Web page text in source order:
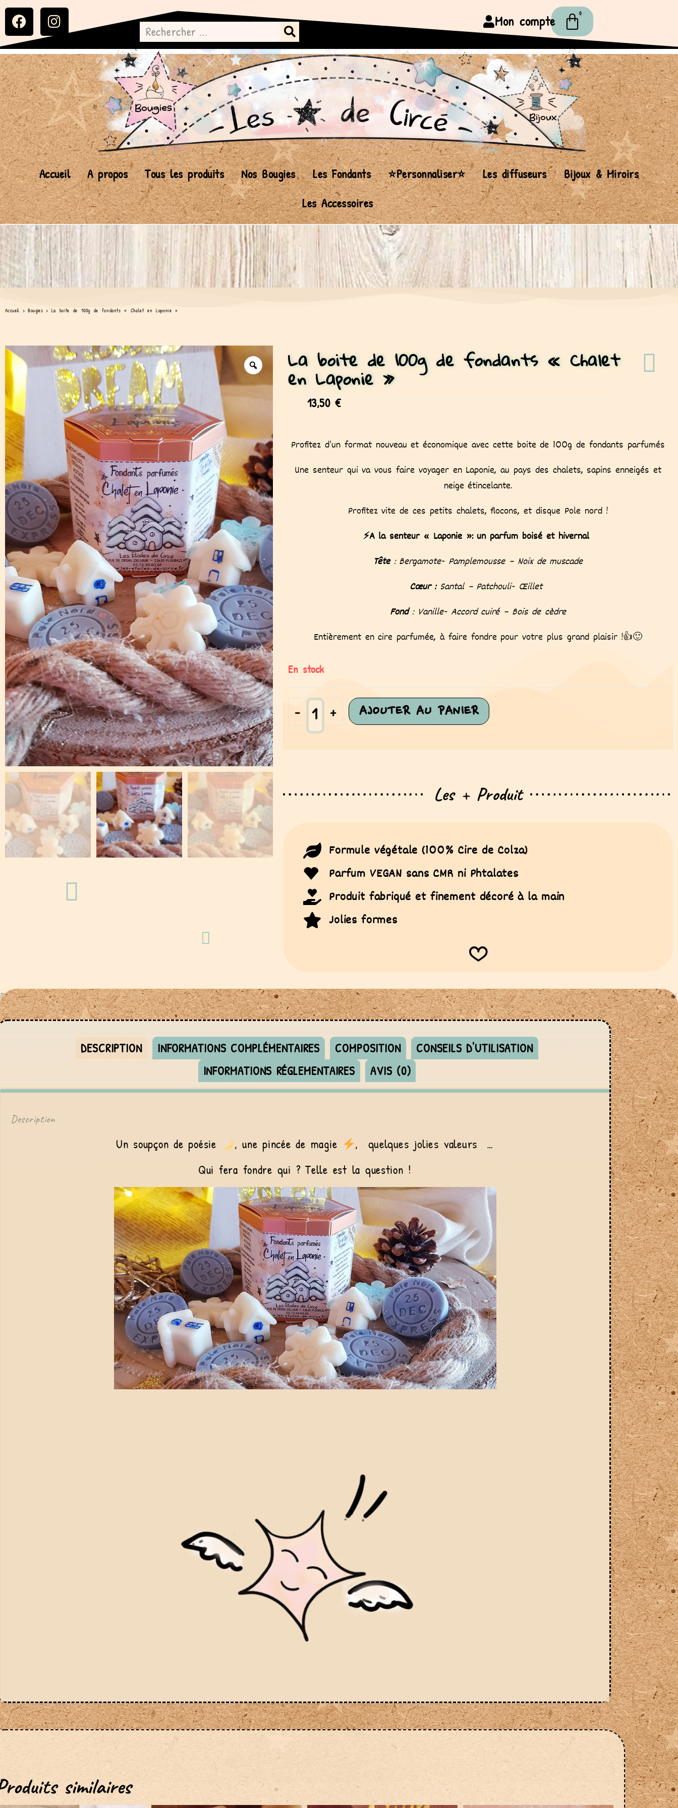
Mon compte 0
Accueil A propos Tous les produits Nos Bougies Les Fondants ⭐Personnaliser⭐ Les diffuseurs
Bijoux & Miroirs
Les Accessoires
Accueil > Bougies > La boite de 100g de fondants « Chalet en Laponie »
La boite de 100g de fondants « Chalet
en Laponie »
13,50€
Profitez d’un format nouveau et économique avec cette boite de 100g de fondants parfumés
Une senteur qui va vous faire voyager en Laponie, au pays des chalets, sapins enneigés et
neige étincelante.
Profitez vite de ces petits chalets, flocons, et disque Pole nord !
⚡A la senteur « Laponie »: un parfum boisé et hivernal
Tête: Bergamote- Pamplemousse – Noix de muscade
Cœur :Santal – Patchouli- Œillet
Fond: Vanille- Accord cuiré – Bois de cèdre
Entièrement en cire parfumée, à faire fondre pour votre plus grand plaisir !👍🙂
En stock
- + AJOUTER AU PANIER
Les + Produit
Formule végétale (100% Cire de Colza)
Parfum VEGAN sans CMR ni Phtalates
Produit fabriqué et finement décoré à la main
Jolies formes
DESCRIPTION INFORMATIONS COMPLÉMENTAIRES COMPOSITION
CONSEILS D'UTILISATION
INFORMATIONS RÉGLEMENTAIRES
AVIS (0)
Description
Un soupçon de poésie , une pincée de magie , quelques jolies valeurs …
Qui fera fondre qui ?Telle est la question !
similaires